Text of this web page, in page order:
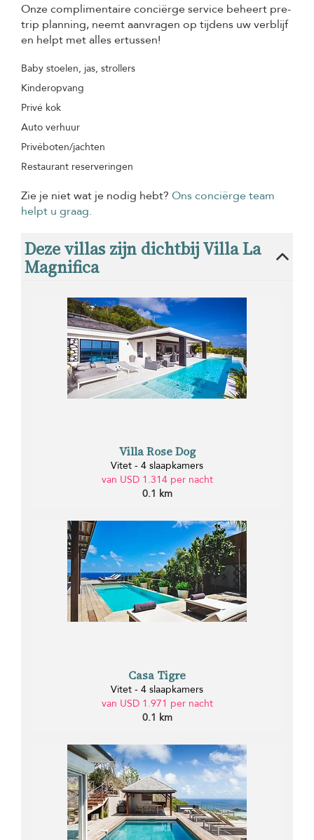
Onze complimentaire conciërge service beheert pre-
trip planning, neemt aanvragen op tijdens uw verblijf
en helpt met alles ertussen!
Baby stoelen, jas, strollers
Kinderopvang
Privé kok
Auto verhuur
Privéboten/jachten
Restaurant reserveringen
Zie je niet wat je nodig hebt? Ons conciërge team
helpt u graag.
Deze villas zijn dichtbij Villa La
Magnifica
Villa Rose Dog
Vitet - 4 slaapkamers
van USD 1.314 per nacht
0.1 km
Casa Tigre
Vitet - 4 slaapkamers
van USD 1.971 per nacht
0.1 km